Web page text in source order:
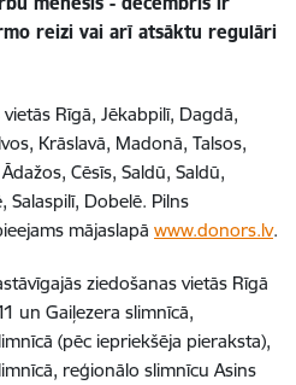
reizi vai arī atsāktu regulāri
Rīgā, Jēkabpilī, Dagdā,
Krāslavā, Madonā, Talsos,
Cēsīs, Saldū, Saldū,
Salaspilī, Dobelē. Pilns
mājaslapā www.donors.lv.
ziedošanas vietās Rīgā
un Gaiļezera slimnīcā,
(pēc iepriekšēja pieraksta),
reģionālo slimnīcu Asins